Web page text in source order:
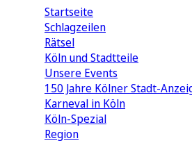
Startseite
Schlagzeilen
Rätsel
Köln und Stadtteile
Unsere Events
150 Jahre Kölner Stadt-
Karneval in Köln
Köln-Spezial
Region